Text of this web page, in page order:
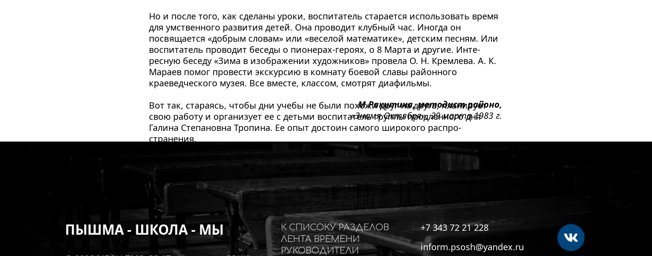
Но и после того, как сделаны уроки, воспита­тель старается использо­вать время
для умствен­ного развития детей. Она проводит клубный час. Иногда он
посвящается «добрым словам» или «веселой математике», детским песням. Или
вос­питатель проводит бесе­ды о пионерах-героях, о 8 Марта и другие. Инте­
ресную беседу «Зима в изображении художников» провела О. Н. Кремлева. А. К.
Мараев помог провести экскурсию в комна­ту боевой славы районного
краеведческого музея. Все вместе, классом, смотрят диафильмы.
Вот так, стараясь, чтобы дни учебы не были похо­жи друг на друга, плани­рует
свою работу и орга­низует ее с детьми воспи­татель группы продленно­го дня
Галина Степановна Тропина. Ее опыт достоин самого широкого распро­
странения.
М.Ракитина, методист районо,
«Знамя Октября», 29 марта 1983 г.
ПЫШМА - ШКОЛА - МЫ
К СПИСОКУ РАЗДЕЛОВ
ЛЕНТА ВРЕМЕНИ
РУКОВОДИТЕЛИ
+7 343 72 21 228
inform.psosh@yandex.ru